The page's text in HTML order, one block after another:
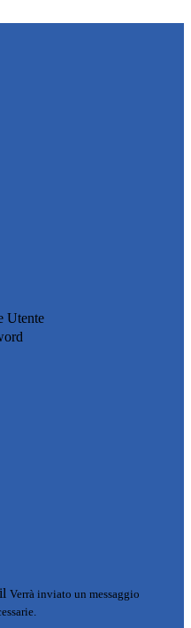
Utente
Verrà inviato un messaggio